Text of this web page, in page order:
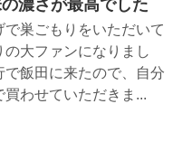
濃さが最高でした
で巣ごもりをいただいて
大ファンになりまし
で飯田に来たので、自分
買わせていただきま...